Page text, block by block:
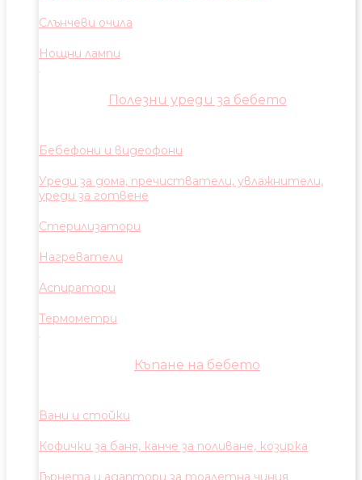
Слънчеви очила
Нощни лампи
Полезни уреди за бебето
Бебефони и видеофони
Уреди за дома, пречистватели, увлажнители,
уреди за готвене
Стерилизатори
Нагреватели
Аспиратори
Термометри
Къпане на бебето
Вани и стойки
Кофички за баня, канче за поливане, козирка
Гърнета и адаптори за тоалетна чиния